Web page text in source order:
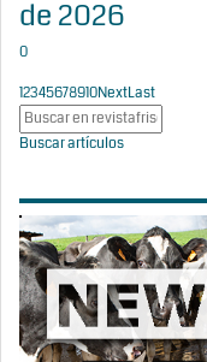
de 2026
0
12345678910NextLast
Buscar artículos